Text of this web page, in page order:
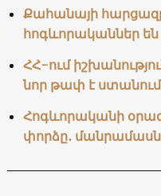
Քահանայի
հոգևորականներ են
ՀՀ-ում
նոր թափ է
Հոգևորականի
փորձը․